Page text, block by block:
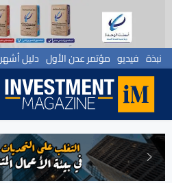
نبذة فيديو مؤتمر عدن الأول دليل أشهر 100 علامة تجارية